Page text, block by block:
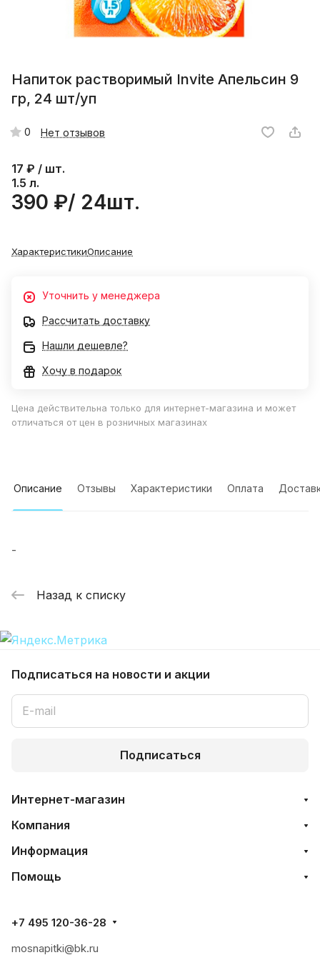
Напиток растворимый Invite Апельсин 9
гр, 24 шт/уп
0 Нет отзывов
17 ₽ / шт.
1.5 л.
390 ₽/ 24шт.
ХарактеристикиОписание
Уточнить у менеджера
Рассчитать доставку
Нашли дешевле?
Хочу в подарок
Цена действительна только для интернет-магазина и может
отличаться от цен в розничных магазинах
Описание Отзывы Характеристики Оплата
-
Назад к списку
Подписаться на новости и акции
Подписаться
Интернет-магазин
Компания
Информация
Помощь
+7 495 120-36-28
mosnapitki@bk.ru